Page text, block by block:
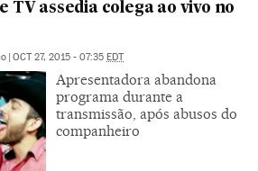
TV assedia colega ao vivo no
| OCT 27, 2015 - 07:35 EDT
Apresentadora abandona
programa durante a
transmissão, após abusos do
companheiro